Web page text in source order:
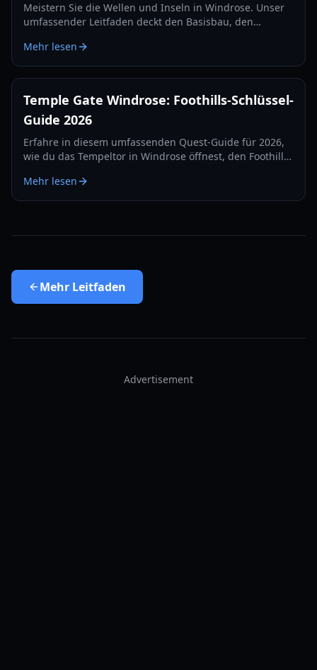
Meistern Sie die Wellen und Inseln in Windrose. Unser
umfassender Leitfaden deckt den Basisbau, den
Mehr lesen
Temple Gate Windrose: Foothills-Schlüssel-
Guide 2026
Erfahre in diesem umfassenden Quest-Guide für 2026,
wie du das Tempeltor in Windrose öffnest, den Foothills-
besiegst.
Mehr lesen
Mehr Leitfaden
Advertisement